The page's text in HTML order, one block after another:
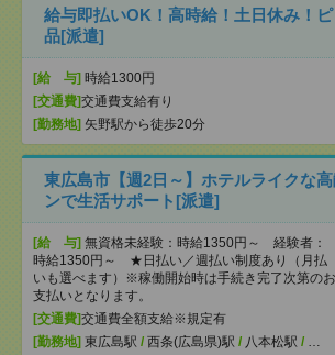
給与即払いOK！高時給！土日休み！
品[派遣]
[給 与] 時給1300円
[交通費]交通費支給有り
[勤務地] 矢野駅から徒歩20分
東広島市【週2日～】ホテルライクな
ンで生活サポート[派遣]
[給 与] 無資格未経験：時給1350円～ 経験者：
時給1350円～ ★日払い／週払い制度あり（月払
いも選べます）※稼働開始時は手続き完了次第のお
支払いとなります。
[交通費]交通費全額支給※規定有
[勤務地] 東広島駅 / 西条(広島県)駅 / 八本松駅 / …